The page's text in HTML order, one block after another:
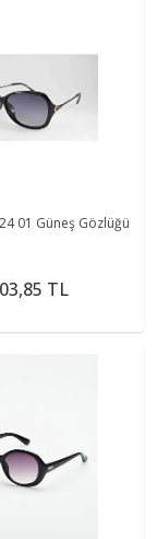
01 Güneş Gözlüğü
TL